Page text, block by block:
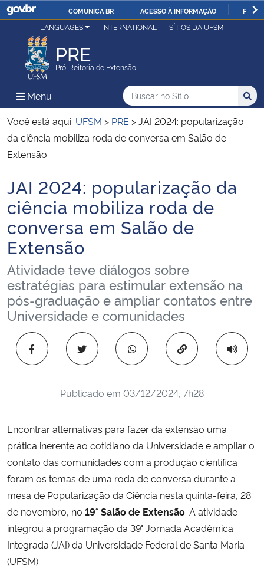
IR
COMUNICA BR ACESSO À INFORMAÇÃO
Ministério da Justiça e Segurança Pública
Ministério da Defesa
Ministério das Relações Exteriores
Ministério da Economia
Ministério da Infraestrutura
Ministério da Agricultura, Pecuária e Abastecimento
Ministério da Educação
Ministério da Cidadania
Ministério da Saúde
Ministério de Minas e Energia
Ministério da Ciência, Tecnologia, Inovações e Comunicações
Ministério do Meio Ambiente
Ministério do Turismo
Ministério do Desenvolvimento Regional
Controladoria-Geral da União
Ministério da Mulher, da Família e dos Direitos Humanos
LANGUAGES INTERNATIONAL SÍTIOS DA UFSM
PRE
Pró-Reitoria de Extensão
Menu Menu Principal do Sítio
Busca
Buscar no no Sítio
Busca:
Você está aqui: UFSM > PRE >JAI 2024: popularização
da ciência mobiliza roda de conversa em Salão de
Extensão
Início do conteúdo
JAI 2024: popularização da
ciência mobiliza roda de
conversa em Salão de
Extensão
Atividade teve diálogos sobre
estratégias para estimular extensão na
pós-graduação e ampliar contatos entre
Universidade e comunidades
Copiar para área
Publicado em 03/12/2024, 7h28
Encontrar alternativas para fazer da extensão uma
prática inerente ao cotidiano da Universidade e ampliar o
contato das comunidades com a produção científica
foram os temas de uma roda de conversa durante a
mesa de Popularização da Ciência nesta quinta-feira, 28
de novembro, no 19° Salão de Extensão. A atividade
integrou a programação da 39° Jornada Acadêmica
Integrada (JAI) da Universidade Federal de Santa Maria
(UFSM).